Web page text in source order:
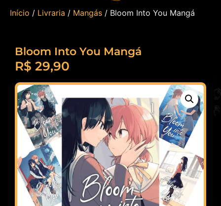
Início / Livraria / Mangás / Bloom Into You Mangá
Bloom Into You Mangá
R$ 29,90